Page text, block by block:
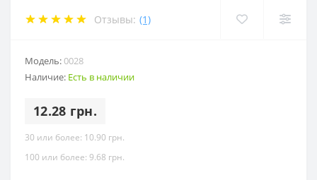
Отзывы: (1)
Модель:0028
Наличие: Есть в наличии
12.28 грн.
30 или более: 10.90 грн.
100 или более: 9.68 грн.